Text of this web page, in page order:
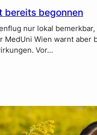
bereits begonnen
nur lokal bemerkbar,
MedUni Wien warnt aber
Vor…